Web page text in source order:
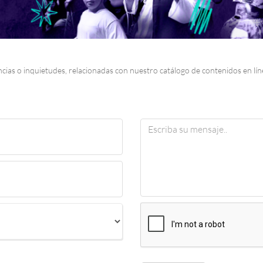
o inquietudes, relacionadas con nuestro catálogo de contenidos en